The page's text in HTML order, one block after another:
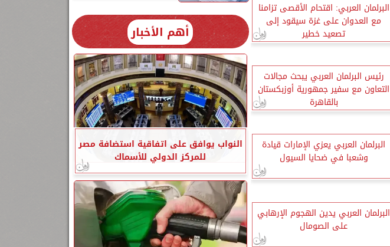
البرلمان العربي: اقتحام الأقصى تزامنا
مع العدوان على غزة سيقود إلى
تصعيد خطير
رئيس البرلمان العربي يبحث مجالات
التعاون مع سفير جمهورية أوزبكستان
بالقاهرة
البرلمان العربي يعزي الإمارات قيادة
وشعبا في ضحايا السيول
البرلمان العربي يدين الهجوم الإرهابي
على الصومال
أهم الأخبار
النواب يوافق على اتفاقية استضافة مصر
للمركز الدولي للأسماك